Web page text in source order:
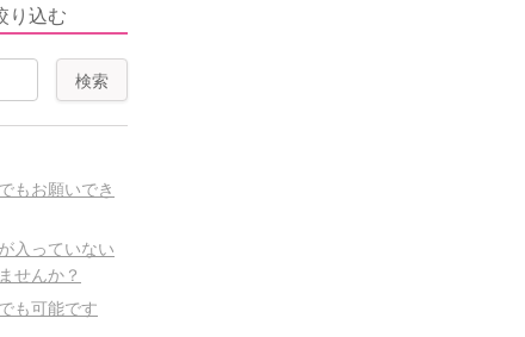
り込む
もお願いでき
入っていない
せんか？
も可能です